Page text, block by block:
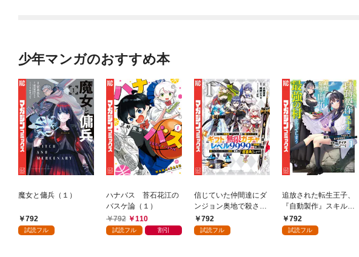
少年マンガのおすすめ本
魔女と傭兵（１）
792
試読フル
ハナバス 苔石花江の
バスケ論（１）
792
110
試読フル 割引
信じていた仲間達にダ
ンジョン奥地で殺され
かけたがギフト『無限
ガチャ』でレベル９９
792
試読フル
追放された転生王子、
『自動製作』スキルで
領地を爆速で開拓し最
強の村を作ってしまう
792
試読フル